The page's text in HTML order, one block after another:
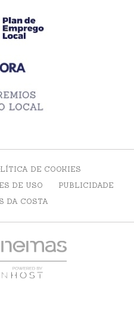
DE COOKIES
DE USO
PUBLICIDADE
DA COSTA